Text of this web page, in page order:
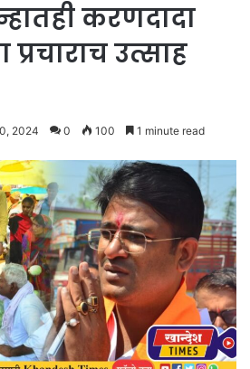
करणदादा
प्रचाराच उत्साह
2024 0 100 1 minute read